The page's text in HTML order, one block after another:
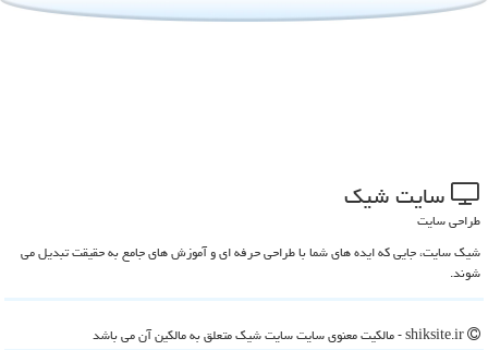
سایت شیك
طراحی سایت
شیک سایت، جایی که ایده های شما با طراحی حرفه ای و آموزش های جامع به حقیقت تبدیل می
شوند.